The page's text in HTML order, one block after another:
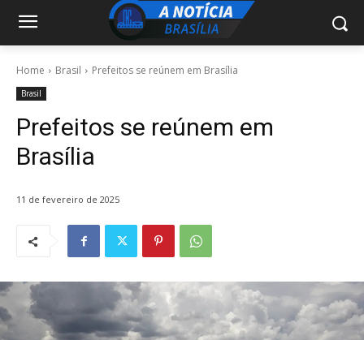
Home Brasil Prefeitos se reúnem em Brasília
Brasil
Prefeitos se reúnem em
Brasília
11 de fevereiro de 2025